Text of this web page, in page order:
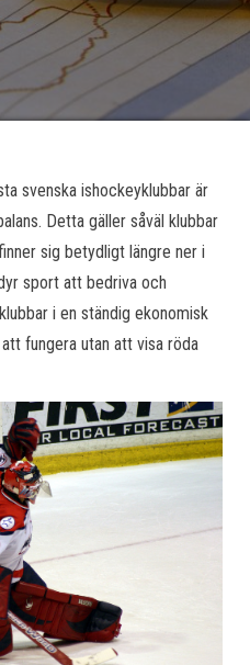
svenska ishockeyklubbar är
Detta gäller såväl klubbar
sig betydligt längre ner i
sport att bedriva och
i en ständig ekonomisk
fungera utan att visa röda